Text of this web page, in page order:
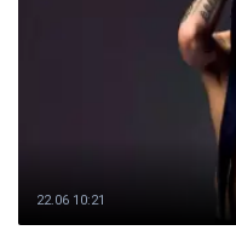
22.06 10:21